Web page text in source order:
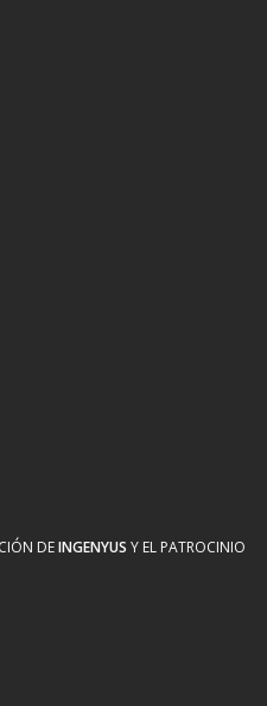
DEINGENYUS Y EL PATROCINIO